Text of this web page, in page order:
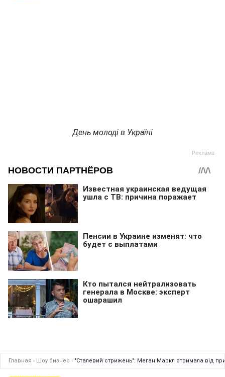
День молоді в Україні
Главная › Шоу бизнес › "Сталевий стрижень": Меган Маркл отримала від